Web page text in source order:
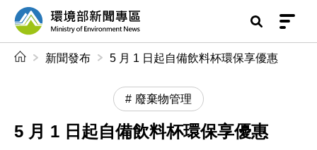
前往中央內容區塊
環境部新聞專區
新聞發布 5 月 1 日起自備飲料杯環保享優惠
廢棄物管理
5 月 1 日起自備飲料杯環保享優惠